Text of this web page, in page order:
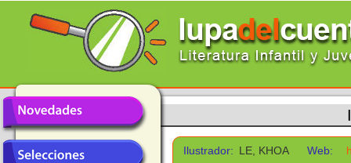
Ilustrador: LE, KHOA Web: